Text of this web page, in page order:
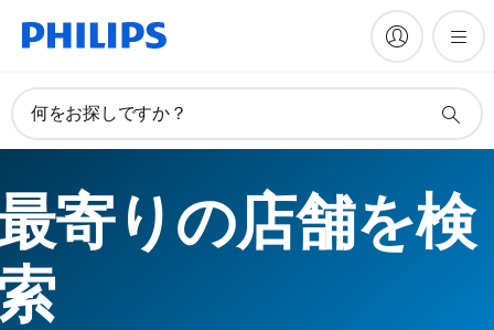
何をお探しですか？
寄りの店舗を検